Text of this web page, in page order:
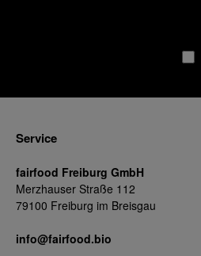
Service
fairfood Freiburg GmbH
Merzhauser Straße 112
79100 Freiburg im Breisgau
info@fairfood.bio